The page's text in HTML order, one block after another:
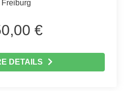
Freiburg
€
DETAILS